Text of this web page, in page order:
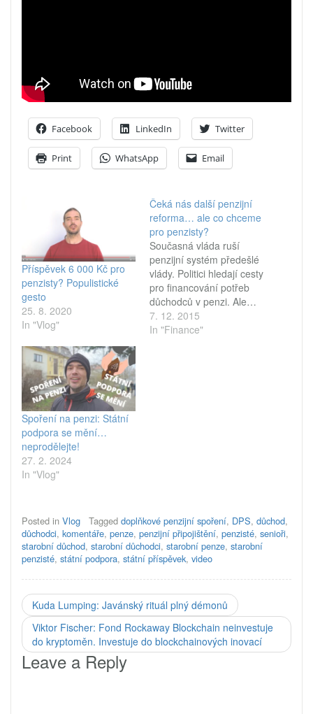
Facebook LinkedIn Twitter
Print WhatsApp Email
Příspěvek 6 000 Kč pro
penzisty? Populistické
gesto
25. 8. 2020
In "Vlog"
Čeká nás další penzijní
reforma… ale co chceme
pro penzisty?
Současná vláda ruší
penzijní systém předešlé
vlády. Politici hledají cesty
pro financování potřeb
důchodců v penzi. Ale…
jaký život pro penzisty
chceme? Co má být
7. 12. 2015
In "Finance"
Spoření na penzi: Státní
podpora se mění…
neprodělejte!
27. 2. 2024
In "Vlog"
Posted in Vlog Tagged doplňkové penzijní spoření, DPS, důchod,
důchodci, komentáře, penze, penzijní připojištění, penzisté, senioři,
starobní důchod, starobní důchodci, starobní penze, starobní
penzisté, státní podpora, státní příspěvek, video
Kuda Lumping: Javánský rituál plný démonů
Viktor Fischer: Fond Rockaway Blockchain neinvestuje
do kryptoměn. Investuje do blockchainových inovací
Leave a Reply